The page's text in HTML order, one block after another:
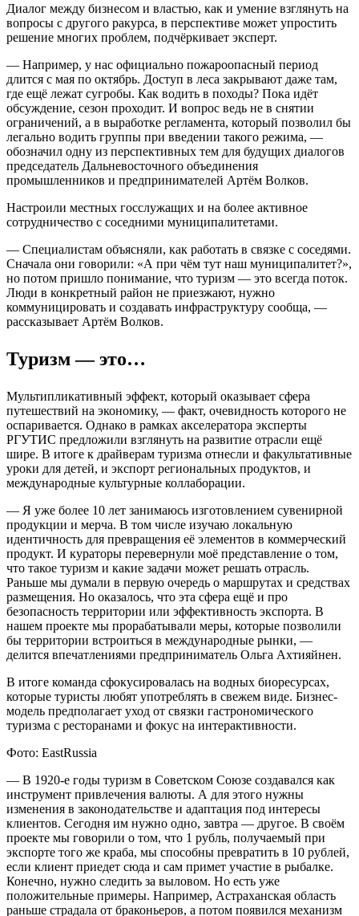
Диалог между бизнесом и властью, как и умение взглянуть на
вопросы с другого ракурса, в перспективе может упростить
решение многих проблем, подчёркивает эксперт.
— Например, у нас официально пожароопасный период
длится с мая по октябрь. Доступ в леса закрывают даже там,
где ещё лежат сугробы. Как водить в походы? Пока идёт
обсуждение, сезон проходит. И вопрос ведь не в снятии
ограничений, а в выработке регламента, который позволил бы
легально водить группы при введении такого режима, —
обозначил одну из перспективных тем для будущих диалогов
председатель Дальневосточного объединения
промышленников и предпринимателей Артём Волков.
Настроили местных госслужащих и на более активное
сотрудничество с соседними муниципалитетами.
— Специалистам объясняли, как работать в связке с соседями.
Сначала они говорили: «А при чём тут наш муниципалитет?»,
но потом пришло понимание, что туризм — это всегда поток.
Люди в конкретный район не приезжают, нужно
коммуницировать и создавать инфраструктуру сообща, —
рассказывает Артём Волков.
Туризм — это…
Мультипликативный эффект, который оказывает сфера
путешествий на экономику, — факт, очевидность которого не
оспаривается. Однако в рамках акселератора эксперты
РГУТИС предложили взглянуть на развитие отрасли ещё
шире. В итоге к драйверам туризма отнесли и факультативные
уроки для детей, и экспорт региональных продуктов, и
международные культурные коллаборации.
— Я уже более 10 лет занимаюсь изготовлением сувенирной
продукции и мерча. В том числе изучаю локальную
идентичность для превращения её элементов в коммерческий
продукт. И кураторы перевернули моё представление о том,
что такое туризм и какие задачи может решать отрасль.
Раньше мы думали в первую очередь о маршрутах и средствах
размещения. Но оказалось, что эта сфера ещё и про
безопасность территории или эффективность экспорта. В
нашем проекте мы прорабатывали меры, которые позволили
бы территории встроиться в международные рынки, —
делится впечатлениями предприниматель Ольга Ахтияйнен.
В итоге команда сфокусировалась на водных биоресурсах,
которые туристы любят употреблять в свежем виде. Бизнес-
модель предполагает уход от связки гастрономического
туризма с ресторанами и фокус на интерактивности.
Фото: EastRussia
— В 1920-е годы туризм в Советском Союзе создавался как
инструмент привлечения валюты. А для этого нужны
изменения в законодательстве и адаптация под интересы
клиентов. Сегодня им нужно одно, завтра — другое. В своём
проекте мы говорили о том, что 1 рубль, получаемый при
экспорте того же краба, мы способны превратить в 10 рублей,
если клиент приедет сюда и сам примет участие в рыбалке.
Конечно, нужно следить за выловом. Но есть уже
положительные примеры. Например, Астраханская область
раньше страдала от браконьеров, а потом появился механизм